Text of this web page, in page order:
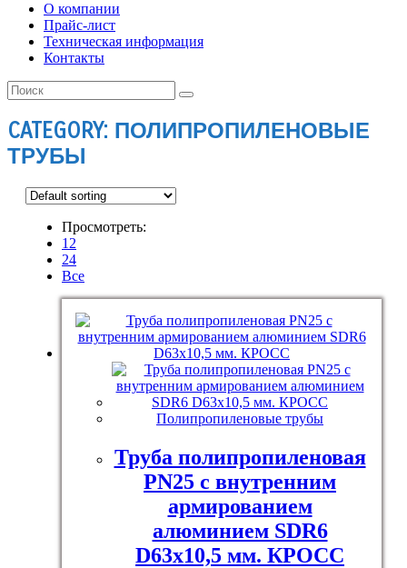
О компании
Прайс-лист
Техническая информация
Контакты
CATEGORY: ПОЛИПРОПИЛЕНОВЫЕ
ТРУБЫ
Просмотреть:
12
24
Все
Полипропиленовые трубы
Труба полипропиленовая
PN25 с внутренним
армированием
алюминием SDR6
D63х10,5 мм. КРОСС